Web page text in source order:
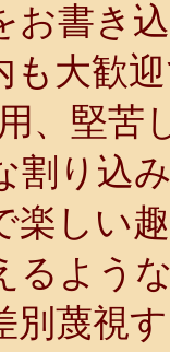
お書き
も大歓
、堅苦
割り込
楽しい
るよう
別蔑視